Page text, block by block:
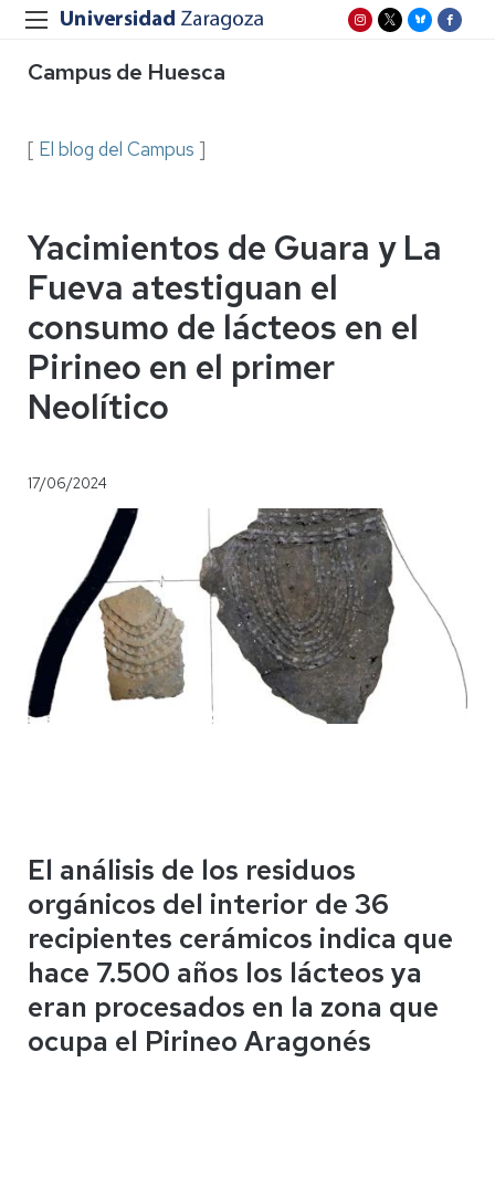
Campus de Huesca
[ El blog del Campus ]
Yacimientos de Guara y La
Fueva atestiguan el
consumo de lácteos en el
Pirineo en el primer
Neolítico
17/06/2024
El análisis de los residuos
orgánicos del interior de 36
recipientes cerámicos indica que
hace 7.500 años los lácteos ya
eran procesados en la zona que
ocupa el Pirineo Aragonés